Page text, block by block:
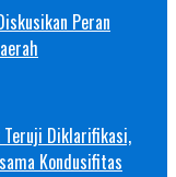
Peran
Teruji Diklarifikasi,
Kondusifitas